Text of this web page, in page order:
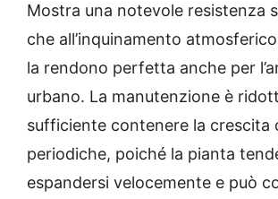
Mostra una notevole resistenza
che all’inquinamento
la rendono perfetta anche per
urbano. La manutenzione è
sufficiente contenere la crescita
periodiche, poiché la pianta
espandersi velocemente e può